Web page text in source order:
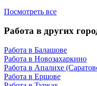
Посмотреть все
Работа в других
Работа в Балашове
Работа в Новозахаркино
Работа в Апалихе
Работа в Ершове